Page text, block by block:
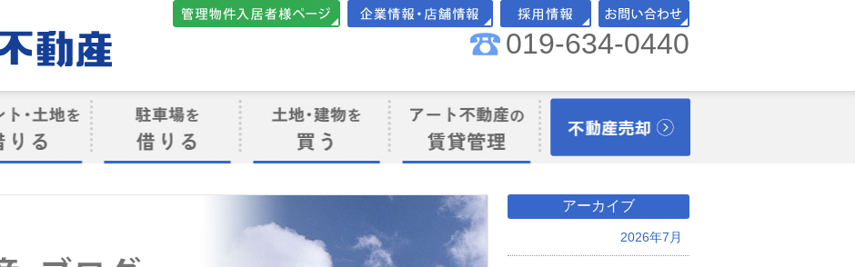
会社案内・店舗情報 採用情報 お問い合わせ
019-634-0440
け
アーカイブ
2026年7月